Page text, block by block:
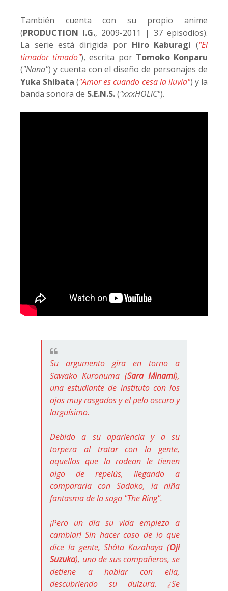
También cuenta con su propio anime
(PRODUCTION I.G., 2009-2011 | 37 episodios).
La serie está dirigida por Hiro Kaburagi ("El
timador timado"), escrita por Tomoko Konparu
("Nana") y cuenta con el diseño de personajes de
Yuka Shibata ("Amor es cuando cesa la lluvia") y la
banda sonora de S.E.N.S.("xxxHOLiC").
Su argumento gira en torno a
Sawako Kuronuma (Sara Minami),
una estudiante de instituto con los
ojos muy rasgados y el pelo oscuro y
larguísimo.
Debido a su apariencia y a su
torpeza al tratar con la gente,
aquellos que la rodean le tienen
algo de repelús, llegando a
compararla con Sadako, la niña
fantasma de la saga "The Ring".
¡Pero un día su vida empieza a
cambiar! Sin hacer caso de lo que
dice la gente, Shôta Kazahaya (Oji
Suzuka), uno de sus compañeros, se
detiene a hablar con ella,
descubriendo su dulzura. ¿Se